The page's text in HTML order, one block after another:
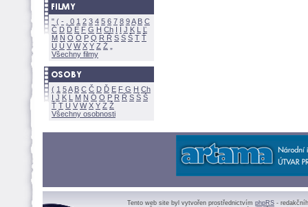
" ( - 0 1 2 3 4 5 6 7 8 9A B C
Č D Ď E F G H Ch I Í J K L
Ľ
M N O Ó P Q R Ř S Ś T Ť
U Ú V W X Y Z
Všechny filmy
( 1 5A B C Č D Ď E F G H Ch
I J K L M N Ó O P R Ř S Ś
Ť T U V W X Y Z
Všechny osobnosti
Tento web site byl vytvořen prostřednictvím phpRS -